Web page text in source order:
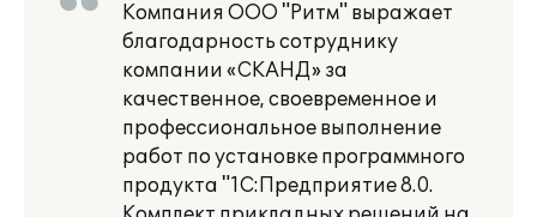
Компания ООО "Ритм" выражает
благодарность сотруднику
компании «СКАНД» за
качественное, своевременное и
профессиональное выполнение
работ по установке программного
продукта "1С:Предприятие 8.0.